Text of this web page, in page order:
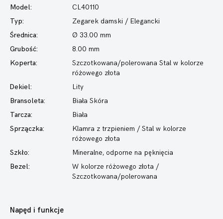
Model:
CL40110
Typ:
Zegarek damski / Elegancki
Średnica:
Ø 33.00 mm
Grubość:
8.00 mm
Koperta:
Szczotkowana/polerowana Stal w kolorze
różowego złota
Dekiel:
Lity
Bransoleta:
Biała Skóra
Tarcza:
Biała
Sprzączka:
Klamra z trzpieniem / Stal w kolorze
różowego złota
Szkło:
Mineralne, odporne na pęknięcia
Bezel:
W kolorze różowego złota /
Szczotkowana/polerowana
Napęd i funkcje